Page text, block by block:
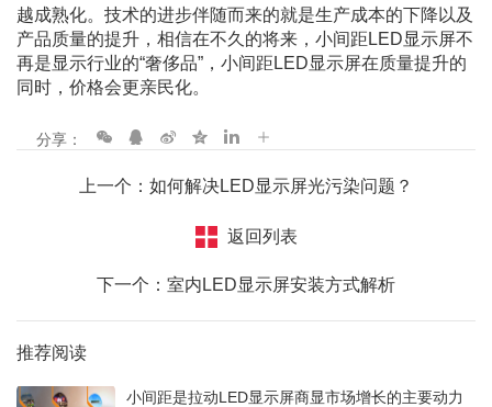
越成熟化。技术的进步伴随而来的就是生产成本的下降以及
产品质量的提升，相信在不久的将来，小间距LED显示屏不
再是显示行业的“奢侈品”，小间距LED显示屏在质量提升的
同时，价格会更亲民化。
分享：
上一个：如何解决LED显示屏光污染问题？
返回列表
下一个：室内LED显示屏安装方式解析
推荐阅读
小间距是拉动LED显示屏商显市场增长的主要动力